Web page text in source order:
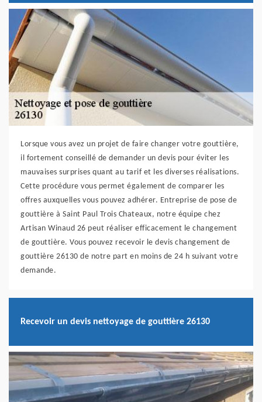
Lorsque vous avez un projet de faire changer votre gouttière,
il fortement conseillé de demander un devis pour éviter les
mauvaises surprises quant au tarif et les diverses réalisations.
Cette procédure vous permet également de comparer les
offres auxquelles vous pouvez adhérer. Entreprise de pose de
gouttière à Saint Paul Trois Chateaux, notre équipe chez
Artisan Winaud 26 peut réaliser efficacement le changement
de gouttière. Vous pouvez recevoir le devis changement de
gouttière 26130 de notre part en moins de 24 h suivant votre
demande.
Recevoir un devis nettoyage de gouttière 26130